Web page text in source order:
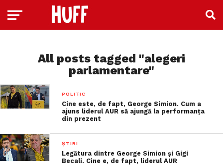
All posts tagged "alegeri
parlamentare"
POLITIC
Cine este, de fapt, George Simion. Cum a
ajuns liderul AUR să ajungă la performanța
din prezent
ȘTIRI
Legătura dintre George Simion și Gigi
Becali. Cine e, de fapt, liderul AUR